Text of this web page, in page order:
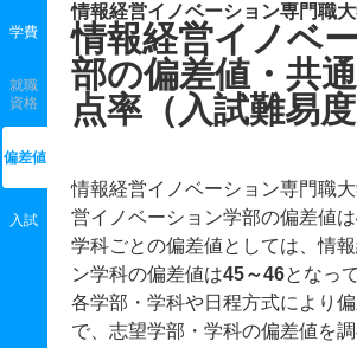
学費
就職
資格
偏差値
入試
情報経営イノベーション専門職
情報経営イノベ
部の偏差値・共
点率（入試難易度
情報経営イノベーション専門職
営イノベーション学部の偏差値は
学科ごとの偏差値としては、情
ン学科の偏差値は45～46となっ
各学部・学科や日程方式により
で、志望学部・学科の偏差値を